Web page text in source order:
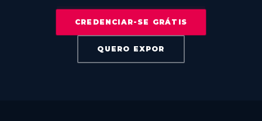
CREDENCIAR-SE GRÁTIS
QUERO EXPOR